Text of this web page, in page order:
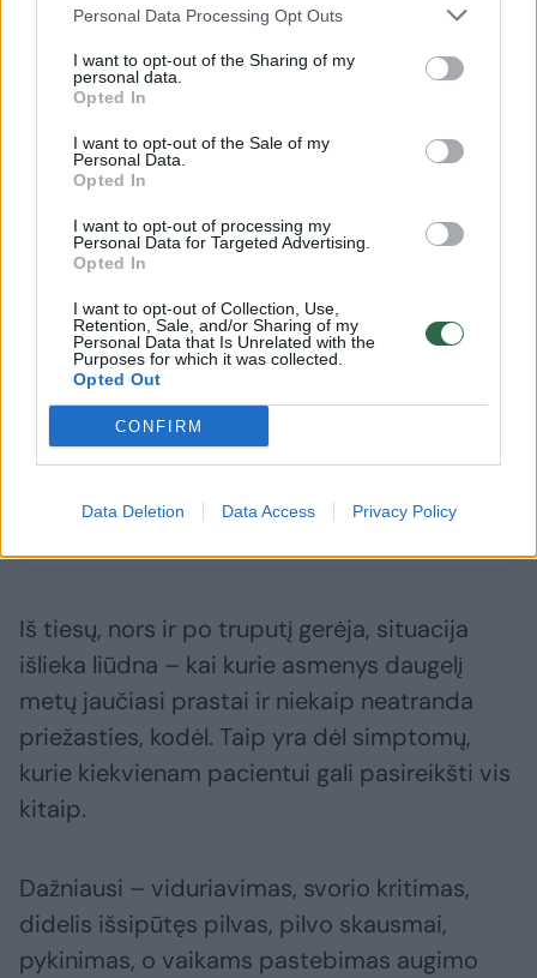
Personal Data Processing Opt Outs
I want to opt-out of the Sharing of my
personal data.
Opted In
I want to opt-out of the Sale of my
Personal Data.
Opted In
I want to opt-out of processing my
Personal Data for Targeted Advertising.
Opted In
I want to opt-out of Collection, Use,
Retention, Sale, and/or Sharing of my
Personal Data that Is Unrelated with the
Purposes for which it was collected.
Opted Out
CONFIRM
Data Deletion Data Access Privacy Policy
Gresia
nemalonumai:
viskas, ką
turite
žinoti
apie
vitaminą
Iš tiesų, nors ir po truputį gerėja, situacija
išlieka liūdna – kai kurie asmenys daugelį
metų jaučiasi prastai ir niekaip neatranda
priežasties, kodėl. Taip yra dėl simptomų,
kurie kiekvienam pacientui gali pasireikšti vis
kitaip.
Dažniausi – viduriavimas, svorio kritimas,
didelis išsipūtęs pilvas, pilvo skausmai,
pykinimas, o vaikams pastebimas augimo